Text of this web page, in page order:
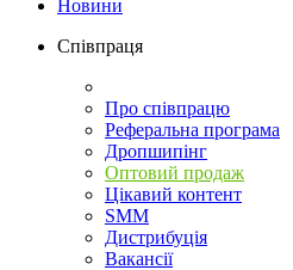
Новини
Співпраця
Про співпрацю
Реферальна програма
Дропшипінг
Оптовий продаж
Цікавий контент
SMM
Дистрибуція
Вакансії